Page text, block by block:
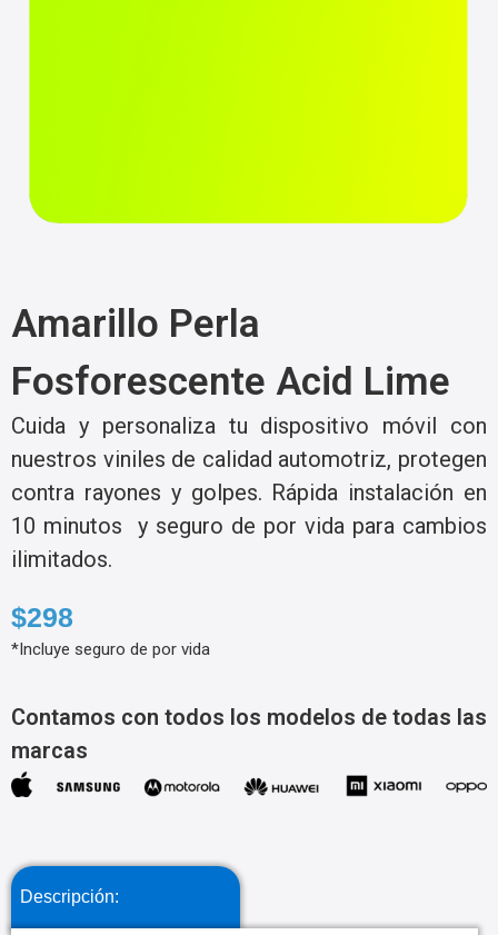
Amarillo Perla
Fosforescente Acid Lime
Cuida y personaliza tu dispositivo móvil con
nuestros viniles de calidad automotriz, protegen
contra rayones y golpes. Rápida instalación en
10 minutos y seguro de por vida para cambios
ilimitados.
$298
*Incluye seguro de por vida
Contamos con todos los modelos de todas las
marcas
Descripción: